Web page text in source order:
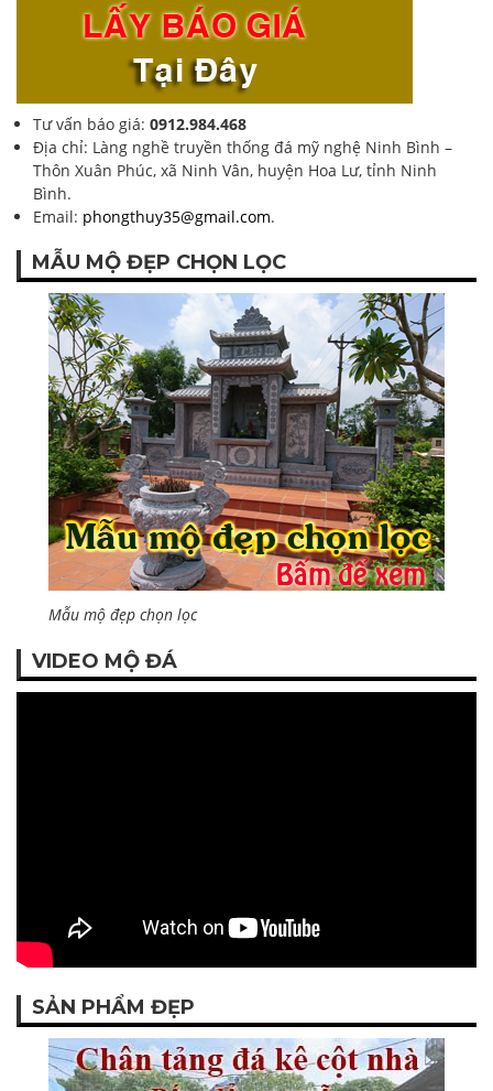
Tư vấn báo giá: 0912.984.468
Địa chỉ: Làng nghề truyền thống đá mỹ nghệ Ninh Bình –
Thôn Xuân Phúc, xã Ninh Vân, huyện Hoa Lư, tỉnh Ninh
Bình.
Email: phongthuy35@gmail.com.
MẪU MỘ ĐẸP CHỌN LỌC
Mẫu mộ đẹp chọn lọc
VIDEO MỘ ĐÁ
SẢN PHẨM ĐẸP